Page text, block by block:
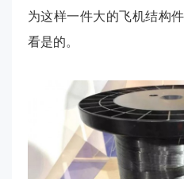
为这样一件大的飞机结构
看是的。